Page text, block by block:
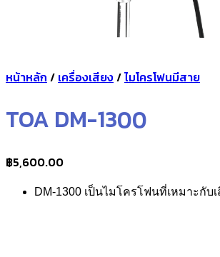
ไม่มีสินค้าในตะกร้า
หน้าหลัก / เครื่องเสียง/ไมโครโฟนมีสาย
TOA DM-1300
฿5,600.00
DM-1300 เป็นไมโครโฟนที่เหมาะกับ